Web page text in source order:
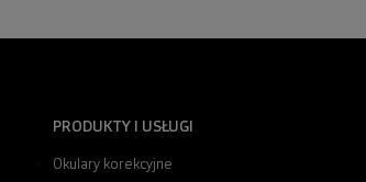
PRODUKTY I USŁUGI
Okulary korekcyjne